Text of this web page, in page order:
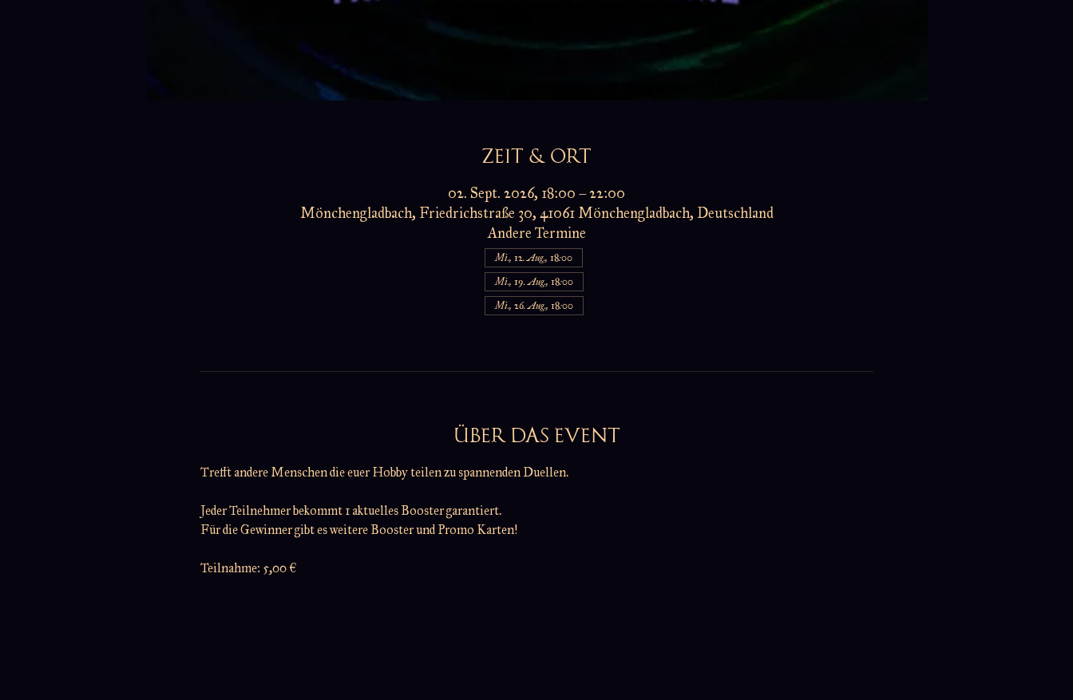
ZEIT & ORT
02. Sept. 2026, 18:00 – 22:00
Mönchengladbach, Friedrichstraße 30, 41061 Mönchengladbach, Deutschland
Andere Termine
Mi., 12. Aug., 18:00
Mi., 19. Aug., 18:00
Mi., 26. Aug., 18:00
ÜBER DAS EVENT
Trefft andere Menschen die euer Hobby teilen zu spannenden Duellen.
Jeder Teilnehmer bekommt 1 aktuelles Booster garantiert.
Für die Gewinner gibt es weitere Booster und Promo Karten!
Teilnahme: 5,00 €